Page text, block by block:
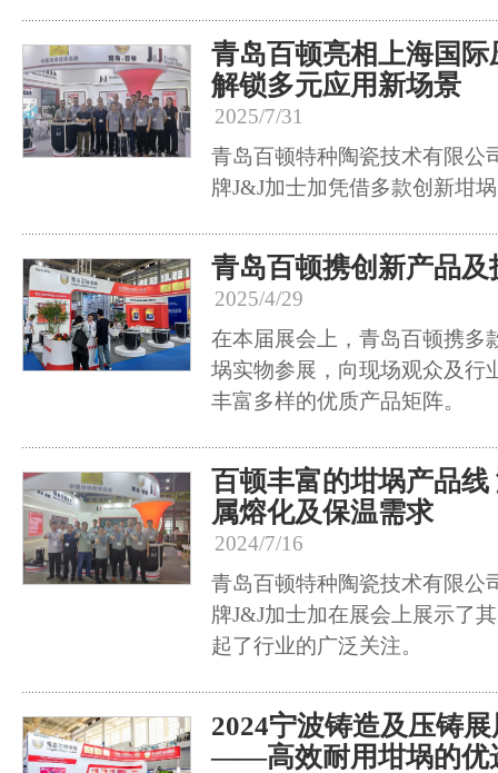
青岛百顿亮相上海国
解锁多元应用新场景
2025/7/31
青岛百顿特种陶瓷技术有限公
牌J&J加士加凭借多款创新坩
青岛百顿携创新产品
2025/4/29
在本届展会上，青岛百顿携多
埚实物参展，向现场观众及行
丰富多样的优质产品矩阵。
百顿丰富的坩埚产品
属熔化及保温需求
2024/7/16
青岛百顿特种陶瓷技术有限公
牌J&J加士加在展会上展示了
起了行业的广泛关注。
2024宁波铸造及压铸
——高效耐用坩埚的优